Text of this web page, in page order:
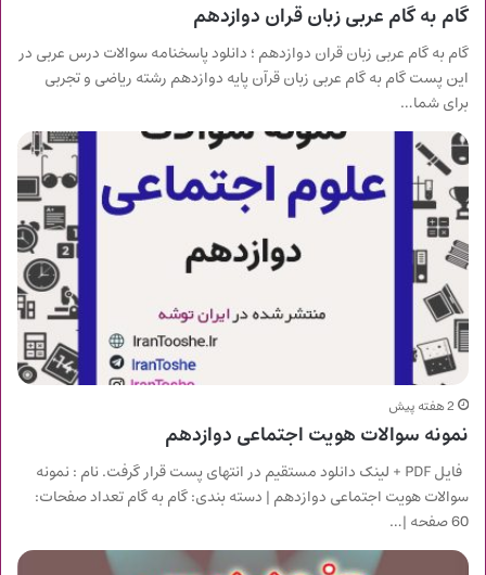
گام به گام عربی زبان قران دوازدهم
گام به گام عربی زبان قران دوازدهم ؛ دانلود پاسخنامه سوالات درس عربی در
این پست گام به گام عربی زبان قرآن پایه دوازدهم رشته ریاضی و تجربی
برای شما…
2 هفته پیش
نمونه سوالات هویت اجتماعی دوازدهم
فایل PDF + لینک دانلود مستقیم در انتهای پست قرار گرفت. نام : نمونه
سوالات هویت اجتماعی دوازدهم | دسته بندی: گام به گام تعداد صفحات:
60 صفحه |…